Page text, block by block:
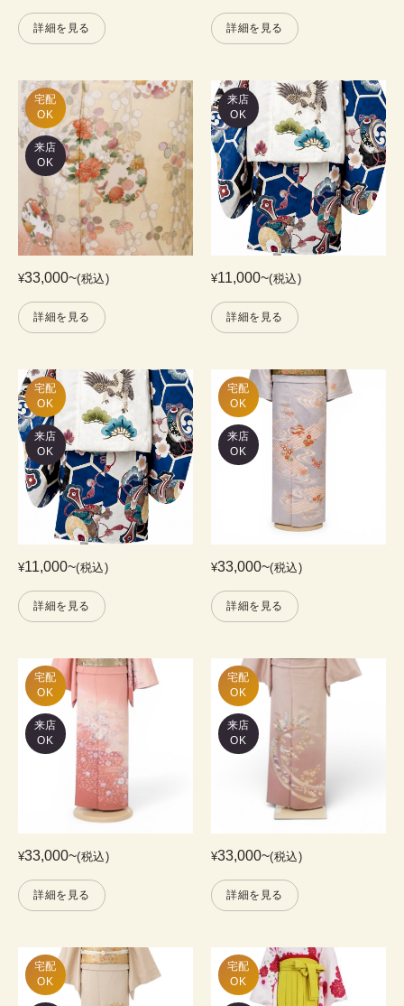
詳細を見る 詳細を見る
宅配
OK
来店
OK
¥33,000~(税込)
詳細を見る
来店
OK
¥11,000~(税込)
詳細を見る
宅配
OK
来店
OK
¥11,000~(税込)
詳細を見る
宅配
OK
来店
OK
¥33,000~(税込)
詳細を見る
宅配
OK
来店
OK
¥33,000~(税込)
詳細を見る
宅配
OK
来店
OK
¥33,000~(税込)
詳細を見る
宅配
OK
宅配
OK